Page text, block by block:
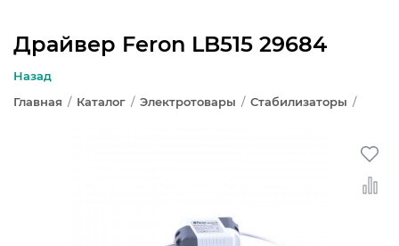
Драйвер Feron LB515 29684
Назад
Главная / Каталог / Электротовары / Стабилизаторы /
ЛЮСТРЫ